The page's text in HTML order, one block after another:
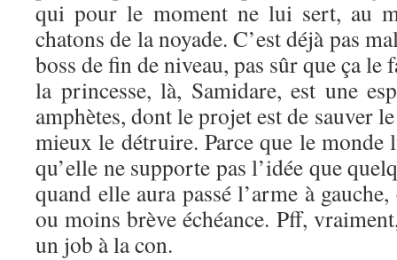
qui pour le moment ne lui sert, au
chatons de la noyade. C’est déjà pas
boss de fin de niveau, pas sûr que ça le
la princesse, là, Samidare, est une
amphètes, dont le projet est de sauver
mieux le détruire. Parce que le monde
qu’elle ne supporte pas l’idée que
quand elle aura passé l’arme à
ou moins brève échéance. Pff,
un job à la con.